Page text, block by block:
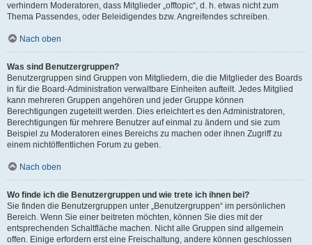
verhindern Moderatoren, dass Mitglieder „offtopic“, d. h. etwas nicht zum
Thema Passendes, oder Beleidigendes bzw. Angreifendes schreiben.
Nach oben
Was sind Benutzergruppen?
Benutzergruppen sind Gruppen von Mitgliedern, die die Mitglieder des Boards
in für die Board-Administration verwaltbare Einheiten aufteilt. Jedes Mitglied
kann mehreren Gruppen angehören und jeder Gruppe können
Berechtigungen zugeteilt werden. Dies erleichtert es den Administratoren,
Berechtigungen für mehrere Benutzer auf einmal zu ändern und sie zum
Beispiel zu Moderatoren eines Bereichs zu machen oder ihnen Zugriff zu
einem nichtöffentlichen Forum zu geben.
Nach oben
Wo finde ich die Benutzergruppen und wie trete ich ihnen bei?
Sie finden die Benutzergruppen unter „Benutzergruppen“ im persönlichen
Bereich. Wenn Sie einer beitreten möchten, können Sie dies mit der
entsprechenden Schaltfläche machen. Nicht alle Gruppen sind allgemein
offen. Einige erfordern erst eine Freischaltung, andere können geschlossen